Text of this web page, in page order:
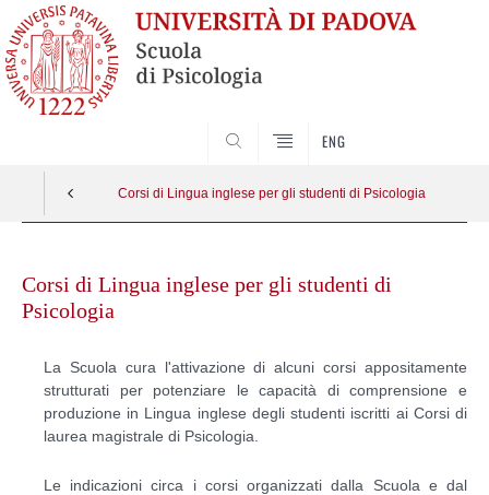
ENG
Corsi di Lingua inglese per gli studenti di Psicologia
contentCorsi di Lingua inglese per gli studenti di
Psicologia
La Scuola cura l'attivazione di alcuni corsi appositamente
strutturati per potenziare le capacità di comprensione e
produzione in Lingua inglese degli studenti iscritti ai Corsi di
laurea magistrale di Psicologia.
Le indicazioni circa i corsi organizzati dalla Scuola e dal